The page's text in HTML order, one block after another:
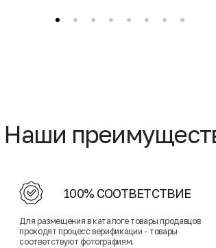
Наши
100% СООТВЕТСТВИЕ
Для размещения в каталоге товары продавцов
проходят процесс верификации - товары
соответствуют фотографиям.